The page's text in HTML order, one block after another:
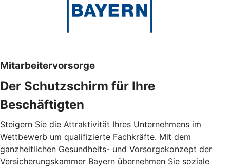
Mitarbeitervorsorge
Der Schutzschirm für Ihre
Beschäftigten
Steigern Sie die Attraktivität Ihres Unternehmens im
Wettbewerb um qualifizierte Fachkräfte. Mit dem
ganzheitlichen Gesundheits- und Vorsorgekonzept der
Versicherungskammer Bayern übernehmen Sie soziale